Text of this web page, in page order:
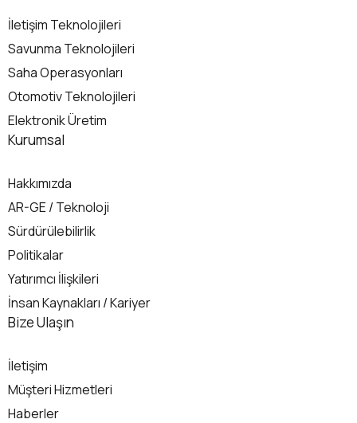
İletişim Teknolojileri
Savunma Teknolojileri
Saha Operasyonları
Otomotiv Teknolojileri
Elektronik Üretim
Kurumsal
Hakkımızda
AR-GE / Teknoloji
Sürdürülebilirlik
Politikalar
Yatırımcı İlişkileri
İnsan Kaynakları / Kariyer
İletişim
Bize Ulaşın
İletişim
Müşteri Hizmetleri
Haberler